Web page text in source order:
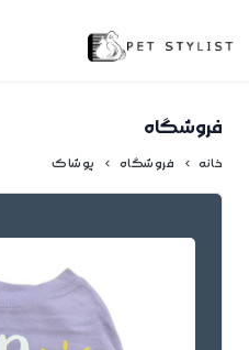
فروشگاه
خانه فروشگاه پوشاک